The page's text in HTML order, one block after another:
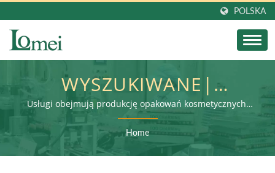
POLSKA
WYSZUKIWANE|
ZIELONE PODSTAWY
URODY: EKO-ŚWIADOME
POMADKI DO UST I
Usługi obejmują produkcję opakowań kosmetycznych,
przetwarzanie wtórne i montaż końcowy produktów
Home